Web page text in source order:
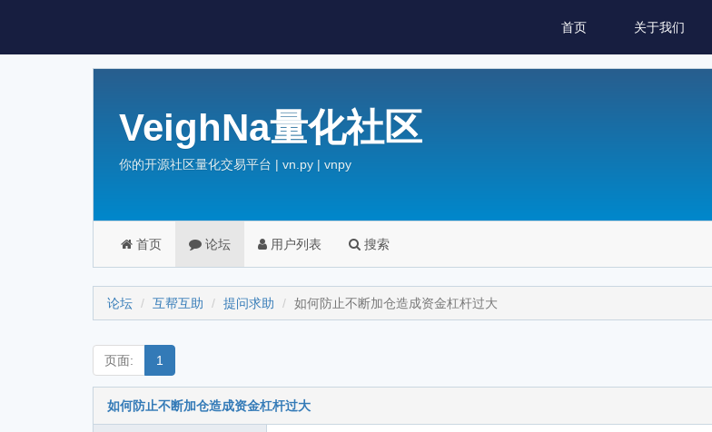
首页 关于我们
VeighNa量化社区
你的开源社区量化交易平台 | vn.py | vnpy
首页 论坛 用户列表 搜索
论坛 互帮互助 提问求助 如何防止不断加仓造成资金杠杆过大
页面: 1
如何防止不断加仓造成资金杠杆过大